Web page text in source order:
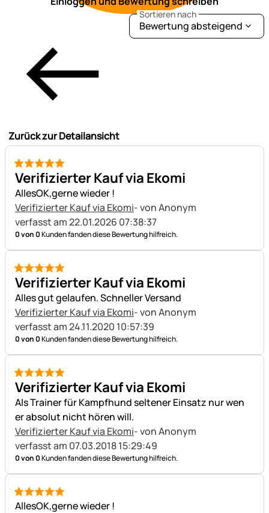
Zurück zur Detailansicht
Sortieren nach
Bewertung absteigend
5 von 5
Verifizierter Kauf via Ekomi
AllesOK,gerne wieder !
Verifizierter Kauf via Ekomi- von Anonym
verfasst am 22.01.2026 07:38:37
0 von 0Kunden fanden diese Bewertung hilfreich.
5 von 5
Verifizierter Kauf via Ekomi
Alles gut gelaufen. Schneller Versand
Verifizierter Kauf via Ekomi- von Anonym
verfasst am 24.11.2020 10:57:39
0 von 0Kunden fanden diese Bewertung hilfreich.
5 von 5
Verifizierter Kauf via Ekomi
Als Trainer für Kampfhund seltener Einsatz nur wen
er absolut nicht hören will.
Verifizierter Kauf via Ekomi- von Anonym
verfasst am 07.03.2018 15:29:49
0 von 0Kunden fanden diese Bewertung hilfreich.
5 von 5
AllesOK,gerne wieder !